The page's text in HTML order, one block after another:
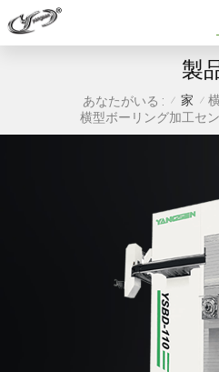
製
あなたがいる : / 家 /
横型ボーリング加工セ